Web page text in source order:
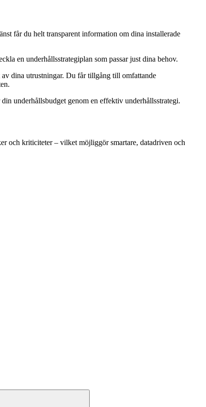
får du helt transparent information om dina installerade
en underhållsstrategiplan som passar just dina behov.
dina utrustningar. Du får tillgång till omfattande
underhållsbudget genom en effektiv underhållsstrategi.
och kriticiteter – vilket möjliggör smartare, datadriven och